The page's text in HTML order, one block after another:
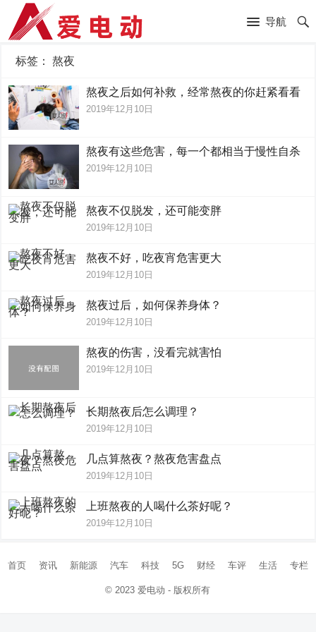
导航
标签：熬夜
熬夜之后如何补救，经常熬夜的你赶紧看看
2019年12月10日
熬夜有这些危害，每一个都相当于慢性自杀
2019年12月10日
熬夜不仅脱发，还可能变胖
2019年12月10日
熬夜不好，吃夜宵危害更大
2019年12月10日
熬夜过后，如何保养身体？
2019年12月10日
熬夜的伤害，没看完就害怕
2019年12月10日
长期熬夜后怎么调理？
2019年12月10日
几点算熬夜？熬夜危害盘点
2019年12月10日
上班熬夜的人喝什么茶好呢？
2019年12月10日
首页 资讯 新能源 汽车 科技 5G 财经 车评 生活 专栏
© 2023爱电动 - 版权所有